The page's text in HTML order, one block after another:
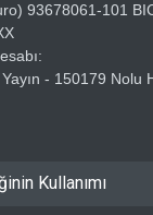
93678061-101
- 150179 Nolu
Kullanımı